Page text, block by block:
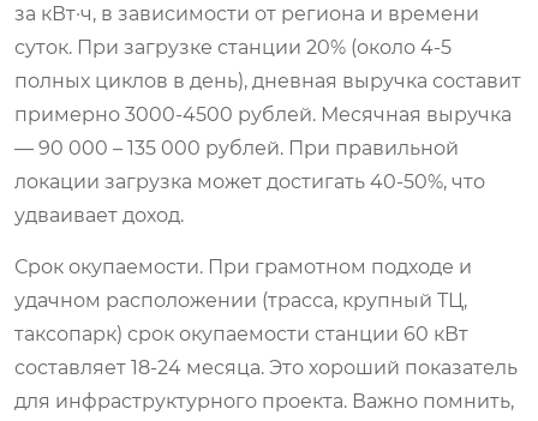
за кВт·ч, в зависимости от региона и времени
суток. При загрузке станции 20% (около 4-5
полных циклов в день), дневная выручка составит
примерно 3000-4500 рублей. Месячная выручка
— 90 000 – 135 000 рублей. При правильной
локации загрузка может достигать 40-50%, что
удваивает доход.
Срок окупаемости. При грамотном подходе и
удачном расположении (трасса, крупный ТЦ,
таксопарк) срок окупаемости станции 60 кВт
составляет 18-24 месяца. Это хороший показатель
для инфраструктурного проекта. Важно помнить,